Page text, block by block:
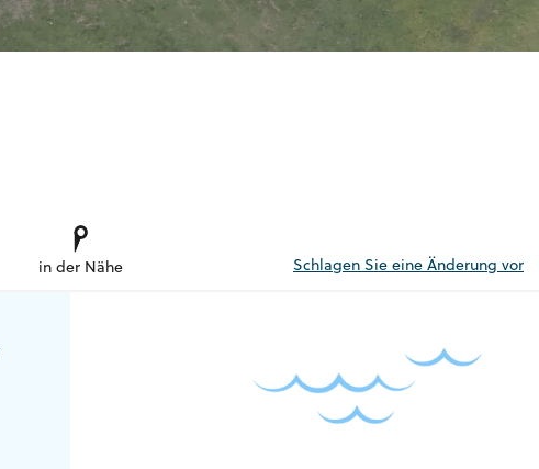
in der Nähe Schlagen Sie eine Änderung vor